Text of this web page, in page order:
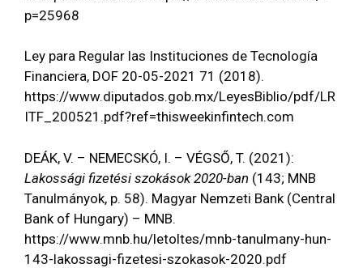
p=25968
Ley para Regular las Instituciones de Tecnología
Financiera, DOF 20-05-2021 71 (2018).
https://www.diputados.gob.mx/LeyesBiblio/pdf/LR
ITF_200521.pdf?ref=thisweekinfintech.com
DEÁK, V. – NEMECSKÓ, I. – VÉGSŐ, T. (2021):
Lakossági fizetési szokások 2020-ban (143; MNB
Tanulmányok, p. 58). Magyar Nemzeti Bank (Central
Bank of Hungary) – MNB.
https://www.mnb.hu/letoltes/mnb-tanulmany-hun-
143-lakossagi-fizetesi-szokasok-2020.pdf